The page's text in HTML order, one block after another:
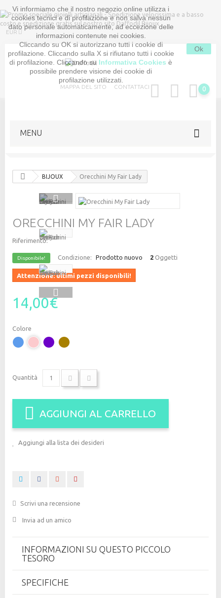
EUR
MENU
0
CONTATTACI
MAPPA DEL SITO
BIJOUX Orecchini My Fair Lady
ORECCHINI MY FAIR LADY
Riferimento:
Disponibile! Condizione: Prodotto nuovo 2 Oggetti
Attenzione: ultimi pezzi disponibili!
14,00€
Colore
Quantità
AGGIUNGI AL CARRELLO
Aggiungi alla lista dei desideri
Scrivi una recensione
Invia ad un amico
INFORMAZIONI SU QUESTO PICCOLO
TESORO
SPECIFICHE
Vi informiamo che il nostro negozio online utilizza i
cookies tecnici e di profilazione e non salva nessun
dato personale automaticamente, ad eccezione delle
informazioni contenute nei cookies.
Cliccando su OK si autorizzano tutti i cookie di
profilazione. Cliccando sulla X si rifiutano tutti i cookie
di profilazione. Cliccando su Informativa Cookies è
possibile prendere visione dei cookie di
profilazione utilizzati.
Ok